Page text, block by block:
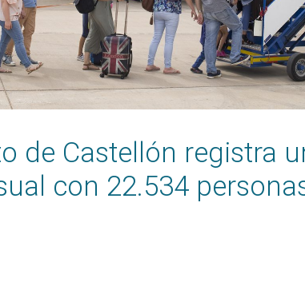
de Castellón registra
con 22.534